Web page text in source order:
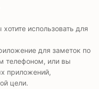
использовать для
для заметок по
телефоном, или вы
приложений,
цели.